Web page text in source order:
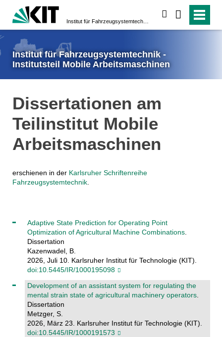
Institut für Fahrzeugsystemtechnik -
Institutsteil Mobile Arbeitsmaschinen
Dissertationen am
Teilinstitut Mobile
Arbeitsmaschinen
erschienen in der Karlsruher Schriftenreihe
Fahrzeugsystemtechnik.
Adaptive State Prediction for Operating Point
Optimization of Agricultural Machine Combinations.
Dissertation
Kazenwadel, B.
2026, Juli 10. Karlsruher Institut für Technologie (KIT).
doi:10.5445/IR/1000195098
Development of an assistant system for regulating the
mental strain state of agricultural machinery operators.
Dissertation
Metzger, S.
2026, März 23. Karlsruher Institut für Technologie (KIT).
doi:10.5445/IR/1000191573